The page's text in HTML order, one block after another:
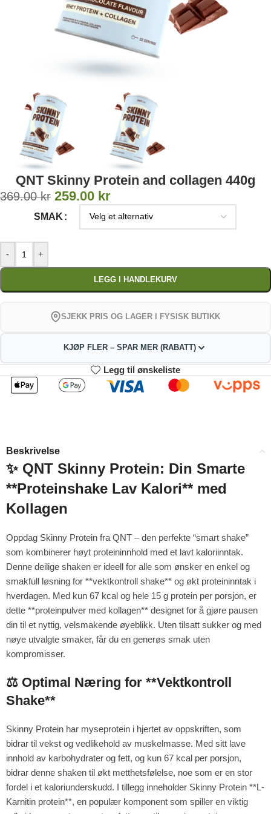
QNT Skinny Protein and collagen 440g
369.00kr 259.00 kr
SMAK
- +
LEGG I HANDLEKURV
SJEKK PRIS OG LAGER I FYSISK BUTIKK
KJØP FLER – SPAR MER (RABATT)
2
256.41
kr
3-4
253.82
4%
Legg til ønskeliste
Beskrivelse
✨ QNT Skinny Protein: Din Smarte
**Proteinshake Lav Kalori** med
Kollagen
Oppdag Skinny Protein fra QNT – den perfekte “smart shake”
som kombinerer høyt proteininnhold med et lavt kaloriinntak.
Denne deilige shaken er ideell for alle som ønsker en enkel og
smakfull løsning for **vektkontroll shake** og økt proteininntak i
hverdagen. Med kun 67 kcal og hele 15 g protein per porsjon, er
dette **proteinpulver med kollagen** designet for å gjøre pausen
din til et nyttig, velsmakende øyeblikk. Uten tilsatt sukker og med
nøye utvalgte smaker, får du en generøs smak uten
kompromisser.
⚖️ Optimal Næring for **Vektkontroll
Shake**
Skinny Protein har myseprotein i hjertet av oppskriften, som
bidrar til vekst og vedlikehold av muskelmasse. Med sitt lave
innhold av karbohydrater og fett, og kun 67 kcal per porsjon,
bidrar denne shaken til økt metthetsfølelse, noe som er en stor
fordel i et kaloriunderskudd. I tillegg inneholder Skinny Protein **L-
Karnitin protein**, en populær komponent som spiller en viktig